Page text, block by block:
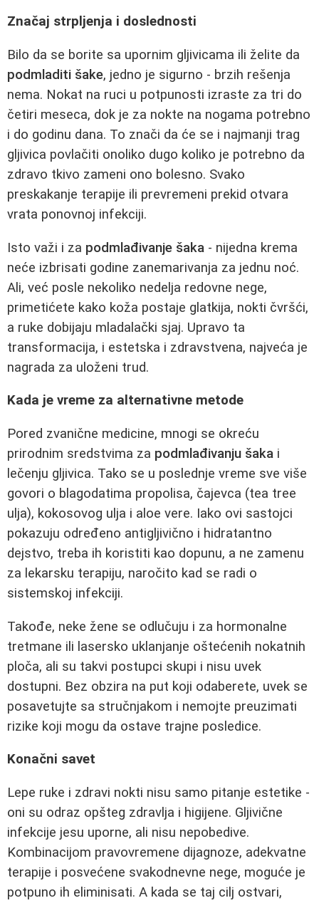
Značaj strpljenja i doslednosti
Bilo da se borite sa upornim gljivicama ili želite da
podmladiti šake, jedno je sigurno - brzih rešenja
nema. Nokat na ruci u potpunosti izraste za tri do
četiri meseca, dok je za nokte na nogama potrebno
i do godinu dana. To znači da će se i najmanji trag
gljivica povlačiti onoliko dugo koliko je potrebno da
zdravo tkivo zameni ono bolesno. Svako
preskakanje terapije ili prevremeni prekid otvara
vrata ponovnoj infekciji.
Isto važi i za podmlađivanje šaka - nijedna krema
neće izbrisati godine zanemarivanja za jednu noć.
Ali, već posle nekoliko nedelja redovne nege,
primetićete kako koža postaje glatkija, nokti čvršći,
a ruke dobijaju mladalački sjaj. Upravo ta
transformacija, i estetska i zdravstvena, najveća je
nagrada za uloženi trud.
Kada je vreme za alternativne metode
Pored zvanične medicine, mnogi se okreću
prirodnim sredstvima za podmlađivanju šaka i
lečenju gljivica. Tako se u poslednje vreme sve više
govori o blagodatima propolisa, čajevca (tea tree
ulja), kokosovog ulja i aloe vere. Iako ovi sastojci
pokazuju određeno antigljivično i hidratantno
dejstvo, treba ih koristiti kao dopunu, a ne zamenu
za lekarsku terapiju, naročito kad se radi o
sistemskoj infekciji.
Takođe, neke žene se odlučuju i za hormonalne
tretmane ili lasersko uklanjanje oštećenih nokatnih
ploča, ali su takvi postupci skupi i nisu uvek
dostupni. Bez obzira na put koji odaberete, uvek se
posavetujte sa stručnjakom i nemojte preuzimati
rizike koji mogu da ostave trajne posledice.
Konačni savet
Lepe ruke i zdravi nokti nisu samo pitanje estetike -
oni su odraz opšteg zdravlja i higijene. Gljivične
infekcije jesu uporne, ali nisu nepobedive.
Kombinacijom pravovremene dijagnoze, adekvatne
terapije i posvećene svakodnevne nege, moguće je
potpuno ih eliminisati. A kada se taj cilj ostvari,